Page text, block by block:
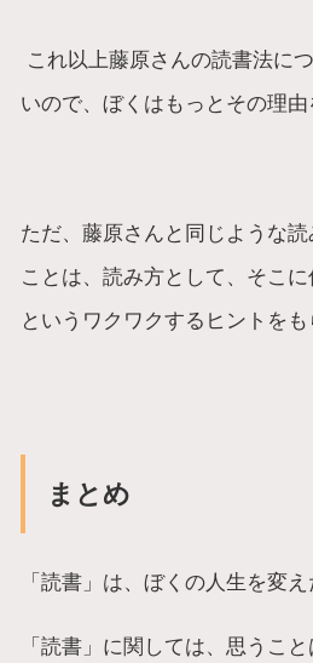
これ以上藤原さんの読書法に
いので、ぼくはもっとその理由
ただ、藤原さんと同じような
ことは、読み方として、そこ
というワクワクするヒントをも
まとめ
「読書」は、ぼくの人生を変え
「読書」に関しては、思うこと